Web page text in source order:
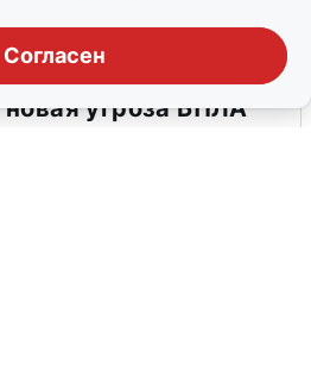
Согласен
угроза БПЛА